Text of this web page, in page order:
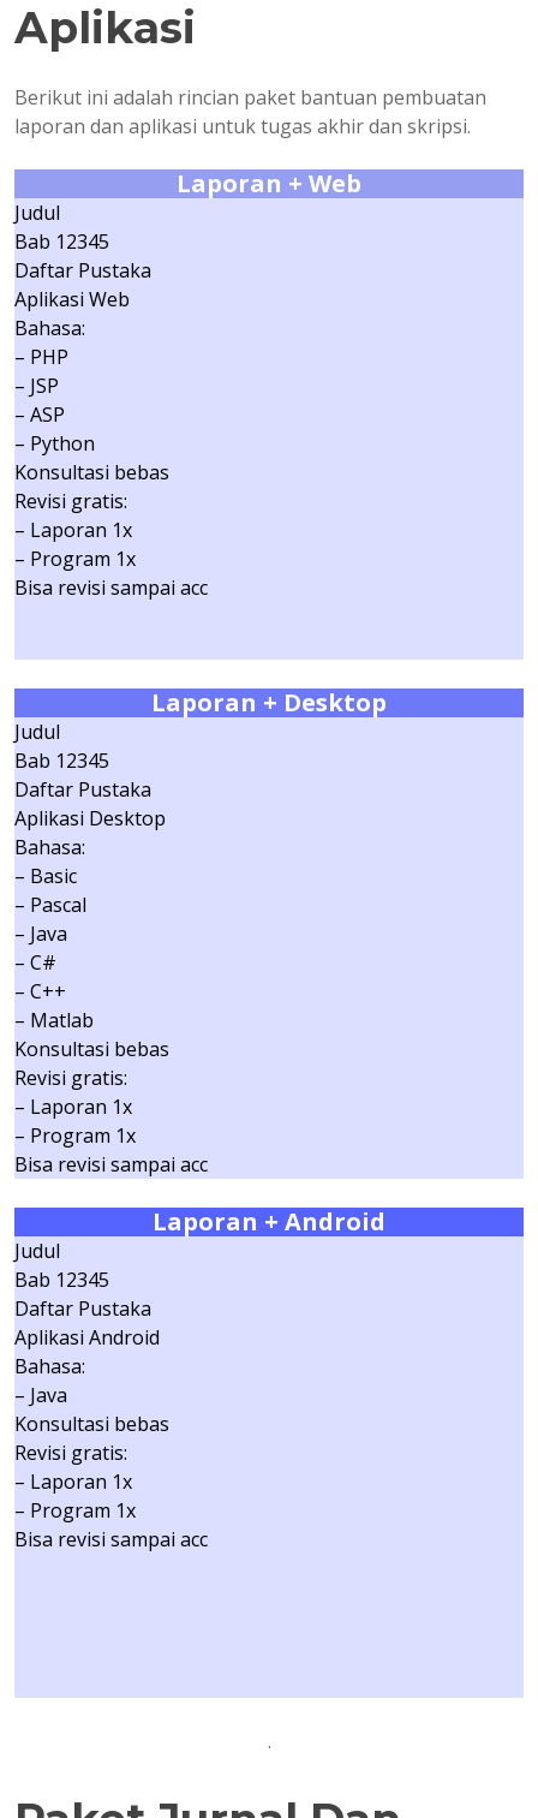
Aplikasi
Berikut ini adalah rincian paket bantuan pembuatan
laporan dan aplikasi untuk tugas akhir dan skripsi.
Laporan + Web
Judul
Bab 12345
Daftar Pustaka
Aplikasi Web
Bahasa:
– PHP
– JSP
– ASP
– Python
Konsultasi bebas
Revisi gratis:
– Laporan 1x
– Program 1x
Bisa revisi sampai acc
Laporan + Desktop
Judul
Bab 12345
Daftar Pustaka
Aplikasi Desktop
Bahasa:
– Basic
– Pascal
– Java
– C#
– C++
– Matlab
Konsultasi bebas
Revisi gratis:
– Laporan 1x
– Program 1x
Bisa revisi sampai acc
Laporan + Android
Judul
Bab 12345
Daftar Pustaka
Aplikasi Android
Bahasa:
– Java
Konsultasi bebas
Revisi gratis:
– Laporan 1x
– Program 1x
Bisa revisi sampai acc
.